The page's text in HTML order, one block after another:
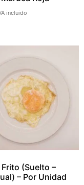
incluido
(Suelto –
– Por Unidad